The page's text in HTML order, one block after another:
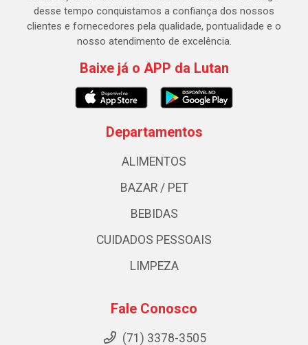
desse tempo conquistamos a confiança dos nossos
clientes e fornecedores pela qualidade, pontualidade e o
nosso atendimento de excelência.
Baixe já o APP da Lutan
Departamentos
ALIMENTOS
BAZAR / PET
BEBIDAS
CUIDADOS PESSOAIS
LIMPEZA
Fale Conosco
(71) 3378-3505